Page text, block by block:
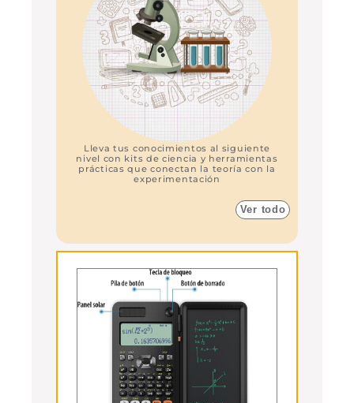
Lleva tus conocimientos al siguiente
nivel con kits de ciencia y herramientas
prácticas que conectan la teoría con la
experimentación
Ver todo